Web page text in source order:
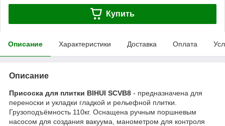
Купить
Описание Характеристики Доставка Оплата
Описание
Присоска для плитки BIHUI SCVB8 - предназначена для
переноски и укладки гладкой и рельефной плитки.
Грузоподъёмность 110кг. Оснащена ручным поршневым
насосом для создания вакуума, манометром для контроля